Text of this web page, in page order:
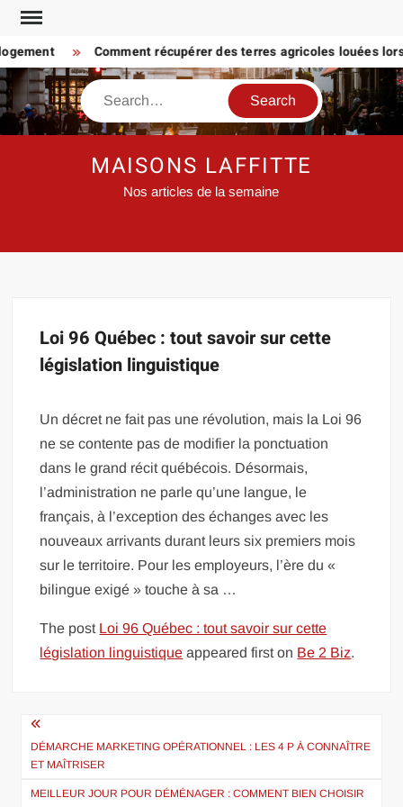
Skip
content
Comment récupérer des terres agricoles louées
Search
MAISONS LAFFITTE
Nos articles de la semaine
Loi 96 Québec : tout savoir sur cette
législation linguistique
Un décret ne fait pas une révolution, mais la Loi 96
ne se contente pas de modifier la ponctuation
dans le grand récit québécois. Désormais,
l’administration ne parle qu’une langue, le
français, à l’exception des échanges avec les
nouveaux arrivants durant leurs six premiers mois
sur le territoire. Pour les employeurs, l’ère du «
bilingue exigé » touche à sa …
The post Loi 96 Québec : tout savoir sur cette
législation linguistique appeared first on Be 2 Biz.
Navigation
de
l’article
DÉMARCHE MARKETING OPÉRATIONNEL : LES 4 P À CONNAÎTRE
ET MAÎTRISER
MEILLEUR JOUR POUR DÉMÉNAGER : COMMENT BIEN CHOISIR